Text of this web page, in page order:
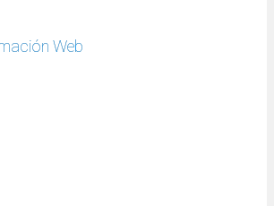
Web